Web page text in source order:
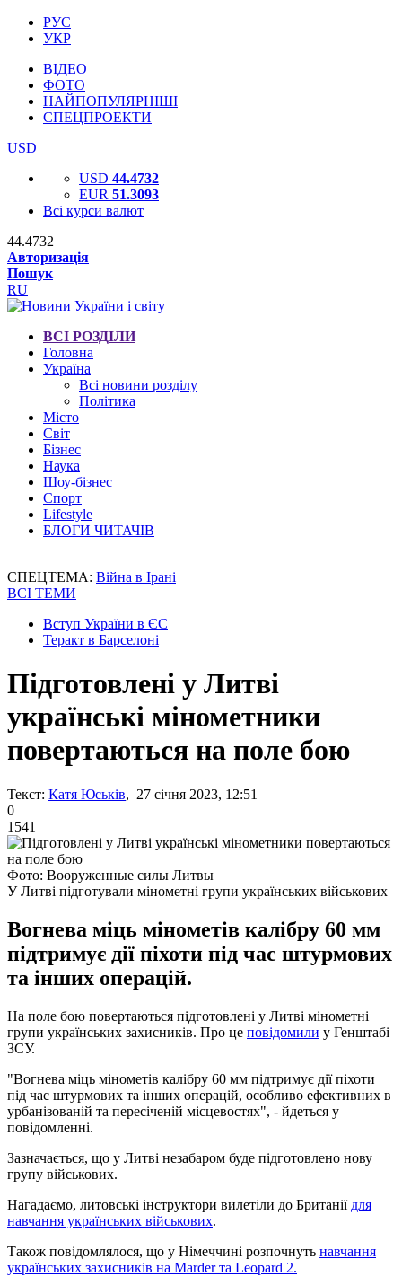
РУС
УКР
ВІДЕО
ФОТО
НАЙПОПУЛЯРНІШІ
СПЕЦПРОЕКТИ
USD
USD 44.4732
EUR 51.3093
Всі курси валют
44.4732
Авторизація
Пошук
RU
ВСІ РОЗДІЛИ
Головна
Україна
Всі новини розділу
Політика
Місто
Світ
Бізнес
Наука
Шоу-бізнес
Спорт
Lifestyle
БЛОГИ ЧИТАЧІВ
СПЕЦТЕМА: Війна в Ірані
ВСІ ТЕМИ
Вступ України в ЄС
Теракт в Барселоні
Підготовлені у Литві
українські мінометники
повертаються на поле бою
Текст: Катя Юськів, 27 січня 2023, 12:51
0
1541
Фото: Вооруженные силы Литвы
У Литві підготували мінометні групи українських військових
Вогнева міць мінометів калібру 60 мм
підтримує дії піхоти під час штурмових
та інших операцій.
На поле бою повертаються підготовлені у Литві мінометні
групи українських захисників. Про це повідомили у Генштабі
ЗСУ.
"Вогнева міць мінометів калібру 60 мм підтримує дії піхоти
під час штурмових та інших операцій, особливо ефективних в
урбанізованій та пересіченій місцевостях", - йдеться у
повідомленні.
Зазначається, що у Литві незабаром буде підготовлено нову
групу військових.
Нагадаємо, литовські інструктори вилетіли до Британії для
навчання українських військових.
Також повідомлялося, що у Німеччині розпочнуть навчання
українських захисників на Marder та Leopard 2.